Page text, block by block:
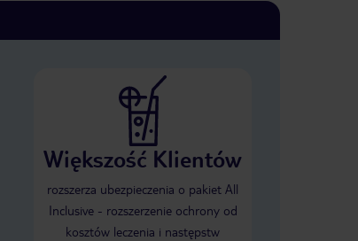
Większość Klientów
rozszerza ubezpieczenia o pakiet All
Inclusive - rozszerzenie ochrony od
kosztów leczenia i następstw